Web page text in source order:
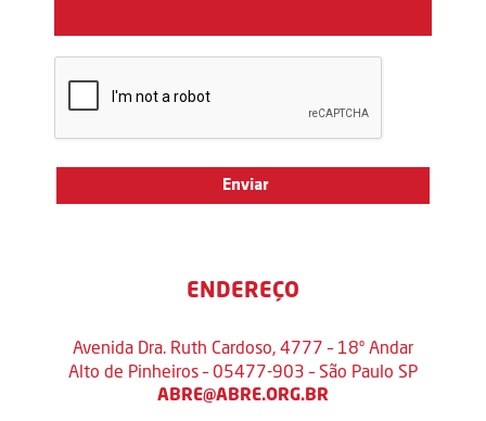
ENDEREÇO
Avenida Dra. Ruth Cardoso, 4777 – 18º Andar
Alto de Pinheiros – 05477-903 – São Paulo SP
ABRE@ABRE.ORG.BR